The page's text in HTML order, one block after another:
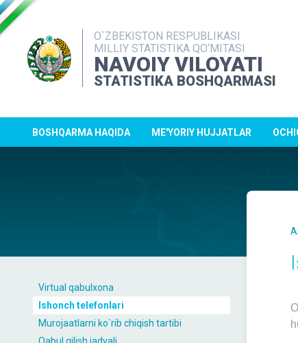
O`ZBEKISTON RESPUBLIKASI
MILLIY STATISTIKA QO‘MITASI
NAVOIY VILOYATI
STATISTIKA BOSHQARMASI
BOSHQARMA HAQIDA ME'YORIY HUJJATLAR
Virtual qabulxona
Ishonch telefonlari
Murojaatlarni ko`rib chiqish tartibi